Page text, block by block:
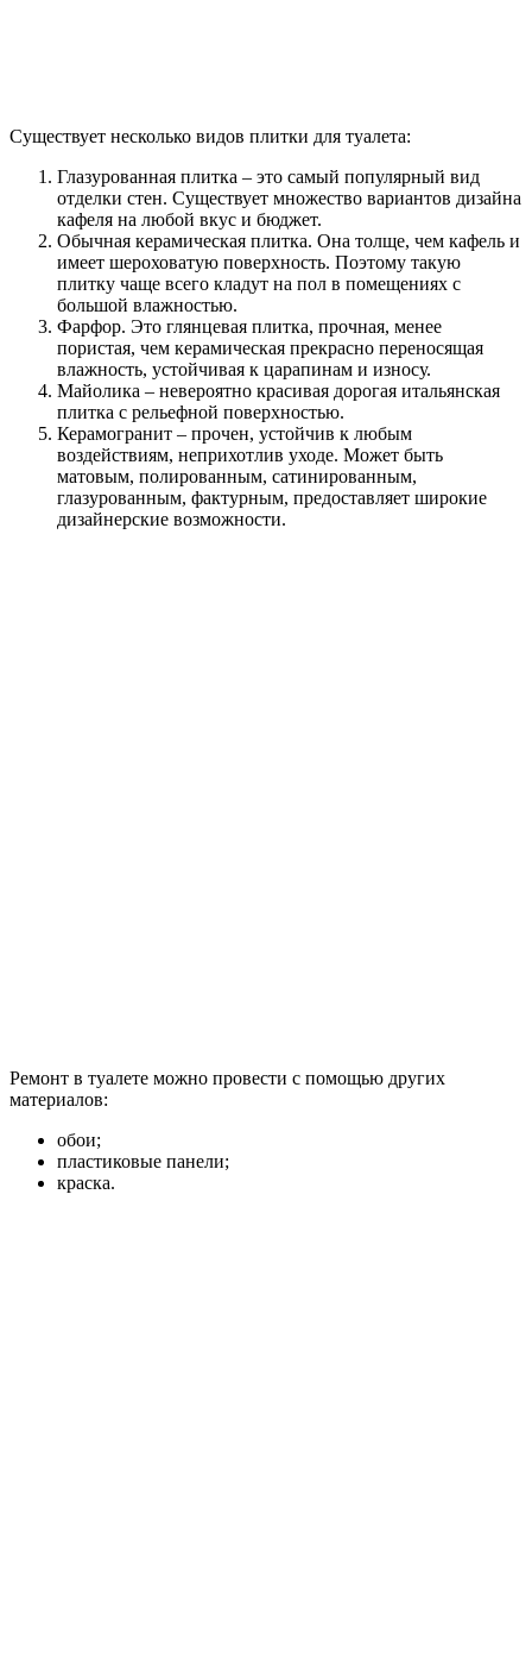
Существует несколько видов плитки для туалета:
Глазурованная плитка – это самый популярный вид
отделки стен. Существует множество вариантов дизайна
кафеля на любой вкус и бюджет.
Обычная керамическая плитка. Она толще, чем кафель и
имеет шероховатую поверхность. Поэтому такую
плитку чаще всего кладут на пол в помещениях с
большой влажностью.
Фарфор. Это глянцевая плитка, прочная, менее
пористая, чем керамическая прекрасно переносящая
влажность, устойчивая к царапинам и износу.
Майолика – невероятно красивая дорогая итальянская
плитка с рельефной поверхностью.
Керамогранит – прочен, устойчив к любым
воздействиям, неприхотлив уходе. Может быть
матовым, полированным, сатинированным,
глазурованным, фактурным, предоставляет широкие
дизайнерские возможности.
Ремонт в туалете можно провести с помощью других
материалов:
обои;
пластиковые панели;
краска.